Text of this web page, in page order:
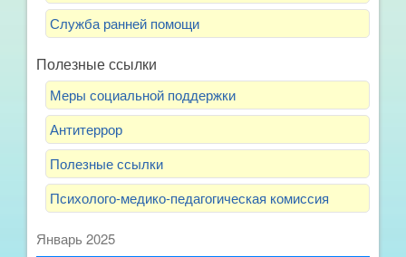
Служба ранней помощи
Полезные ссылки
Меры социальной поддержки
Антитеррор
Полезные ссылки
Психолого-медико-педагогическая комиссия
Январь 2025